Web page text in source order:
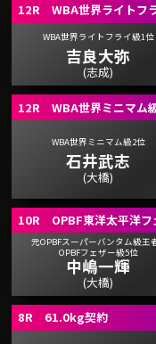
12R WBA世界ライトフ
WBA世界ライトフライ級1位
吉良大弥
(志成)
12R WBA世界ミニマム
WBA世界ミニマム級2位
石井武志
(大橋)
10R OPBF東洋太平洋フ
元OPBFスーパーバンタム級王
OPBFフェザー級5位
中嶋一輝
(大橋)
8R 61.0kg契約